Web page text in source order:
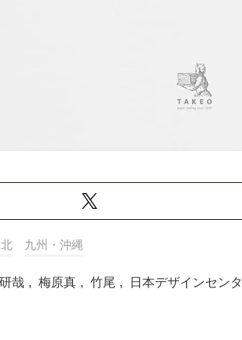
九州・沖縄
哉 , 梅原真 , 竹尾 ,
日本デザインセンタ